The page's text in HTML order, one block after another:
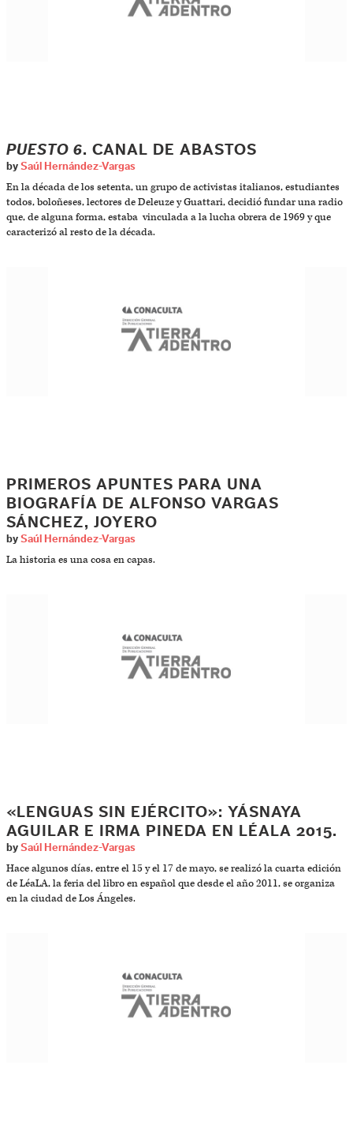
PUESTO 6. CANAL DE ABASTOS
by Saúl Hernández-Vargas
En la década de los setenta, un grupo de activistas italianos, estudiantes
todos, boloñeses, lectores de Deleuze y Guattari, decidió fundar una radio
que, de alguna forma, estaba vinculada a la lucha obrera de 1969 y que
caracterizó al resto de la década.
PRIMEROS APUNTES PARA UNA
BIOGRAFÍA DE ALFONSO VARGAS
SÁNCHEZ, JOYERO
by Saúl Hernández-Vargas
La historia es una cosa en capas.
«LENGUAS SIN EJÉRCITO»: YÁSNAYA
AGUILAR E IRMA PINEDA EN LÉALA 2015.
by Saúl Hernández-Vargas
Hace algunos días, entre el 15 y el 17 de mayo, se realizó la cuarta edición
de LéaLA, la feria del libro en español que desde el año 2011, se organiza
en la ciudad de Los Ángeles.